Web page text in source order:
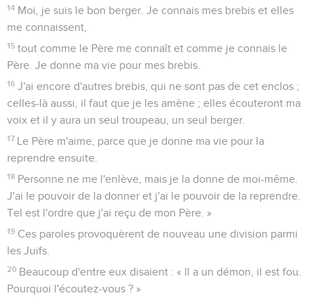
14 Moi, je suis le bon berger. Je connais mes brebis et elles
me connaissent,
15 tout comme le Père me connaît et comme je connais le
Père. Je donne ma vie pour mes brebis.
16 J'ai encore d'autres brebis, qui ne sont pas de cet enclos ;
celles-là aussi, il faut que je les amène ; elles écouteront ma
voix et il y aura un seul troupeau, un seul berger.
17 Le Père m'aime, parce que je donne ma vie pour la
reprendre ensuite.
18 Personne ne me l'enlève, mais je la donne de moi-même.
J'ai le pouvoir de la donner et j'ai le pouvoir de la reprendre.
Tel est l'ordre que j'ai reçu de mon Père. »
19 Ces paroles provoquèrent de nouveau une division parmi
les Juifs.
20 Beaucoup d'entre eux disaient : « Il a un démon, il est fou.
Pourquoi l'écoutez-vous ? »